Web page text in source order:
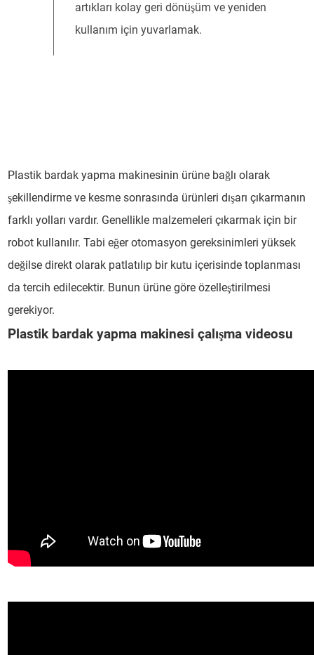
artıkları kolay geri dönüşüm ve yeniden
kullanım için yuvarlamak.
Plastik bardak yapma makinesinin ürüne bağlı olarak
şekillendirme ve kesme sonrasında ürünleri dışarı çıkarmanın
farklı yolları vardır. Genellikle malzemeleri çıkarmak için bir
robot kullanılır. Tabi eğer otomasyon gereksinimleri yüksek
değilse direkt olarak patlatılıp bir kutu içerisinde toplanması
da tercih edilecektir. Bunun ürüne göre özelleştirilmesi
gerekiyor.
Plastik bardak yapma makinesi çalışma videosu